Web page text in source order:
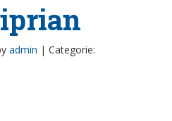
admin | Categorie: